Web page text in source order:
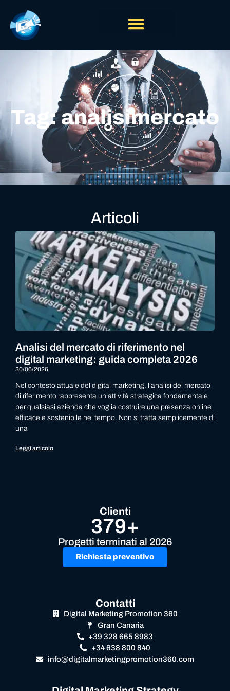
Tag: analisimercato
Articoli
Analisi del mercato di riferimento nel
digital marketing: guida completa 2026
30/06/2026
Nel contesto attuale del digital marketing, l’analisi del mercato
di riferimento rappresenta un’attività strategica fondamentale
per qualsiasi azienda che voglia costruire una presenza online
efficace e sostenibile nel tempo. Non si tratta semplicemente di
una
Leggi articolo
Clienti
379+
Progetti terminati al 2026
Richiesta preventivo
Contatti
Digital Marketing Promotion 360
Gran Canaria
+39 328 665 8983
+34 638 800 840
info@digitalmarketingpromotion360.com